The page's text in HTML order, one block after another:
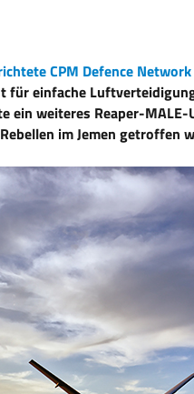
CPM Defence Network
für einfache
weiteres Reaper-MALE-
im Jemen getroffen